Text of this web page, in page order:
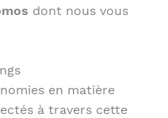
dont nous vous
en matière
à travers cette